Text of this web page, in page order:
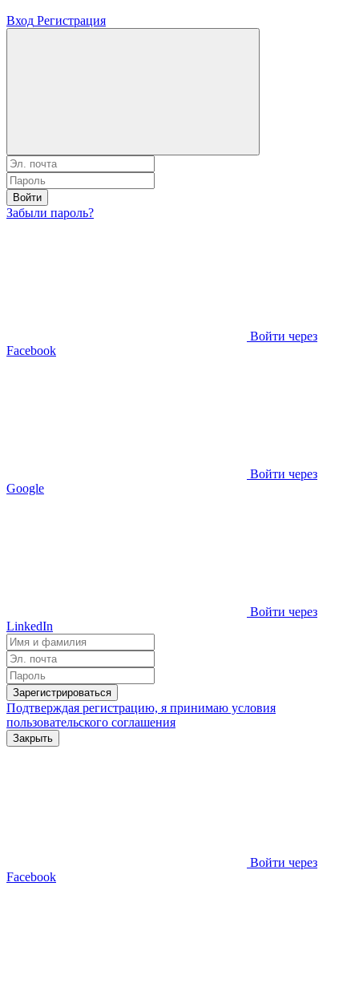
Вход Регистрация
Войти
Забыли пароль?
Войти через
Facebook
Войти через
Google
Войти через
LinkedIn
Зарегистрироваться
Подтверждая регистрацию, я принимаю условия
пользовательского соглашения
Закрыть
Войти через
Facebook